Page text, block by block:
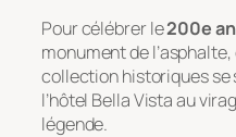
Pour célébrer le200e
monument de
collection historiques se
l’hôtel Bella Vista au
légende.